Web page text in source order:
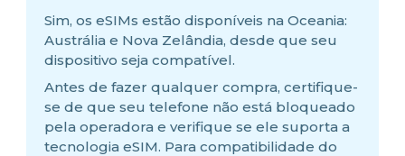
Sim, os eSIMs estão disponíveis na Oceania:
Austrália e Nova Zelândia, desde que seu
dispositivo seja compatível.
Antes de fazer qualquer compra, certifique-
se de que seu telefone não está bloqueado
pela operadora e verifique se ele suporta a
tecnologia eSIM. Para compatibilidade do